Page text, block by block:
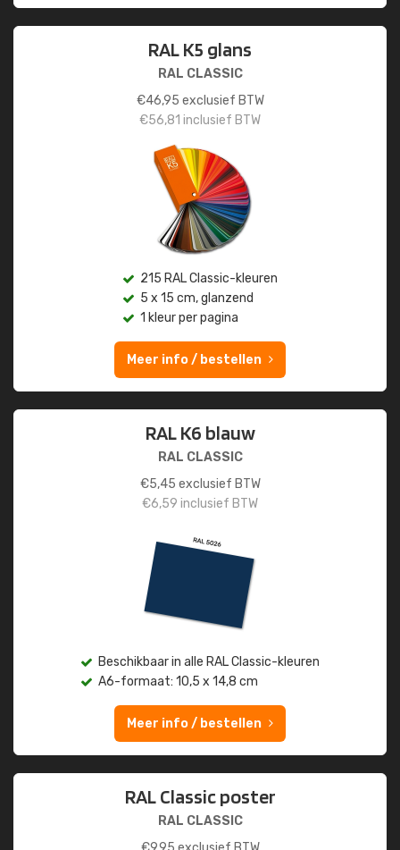
RAL K5 glans
RAL CLASSIC
€46,95 exclusief BTW
€56,81 inclusief BTW
215 RAL Classic-kleuren
5 x 15 cm, glanzend
1 kleur per pagina
Meer info / bestellen
RAL K6 blauw
RAL CLASSIC
€5,45 exclusief BTW
€6,59 inclusief BTW
Beschikbaar in alle RAL Classic-kleuren
A6-formaat: 10,5 x 14,8 cm
Meer info / bestellen
RAL Classic poster
RAL CLASSIC